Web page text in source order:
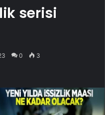
serisi
0 3